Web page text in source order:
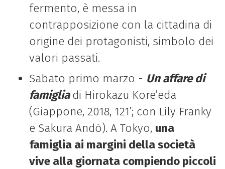
fermento, è messa in
contrapposizione con la cittadina di
origine dei protagonisti, simbolo dei
valori passati.
Sabato primo marzo - Un affare di
famigliadi Hirokazu Kore’eda
(Giappone, 2018, 121’; con Lily Franky
e Sakura Andō). A Tokyo, una
famiglia ai margini della società
vive alla giornata compiendo piccoli